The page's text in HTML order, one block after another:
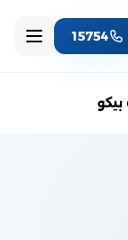
15754